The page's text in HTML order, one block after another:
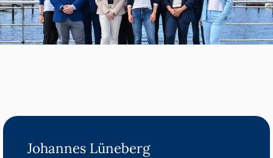
Johannes Lüneberg